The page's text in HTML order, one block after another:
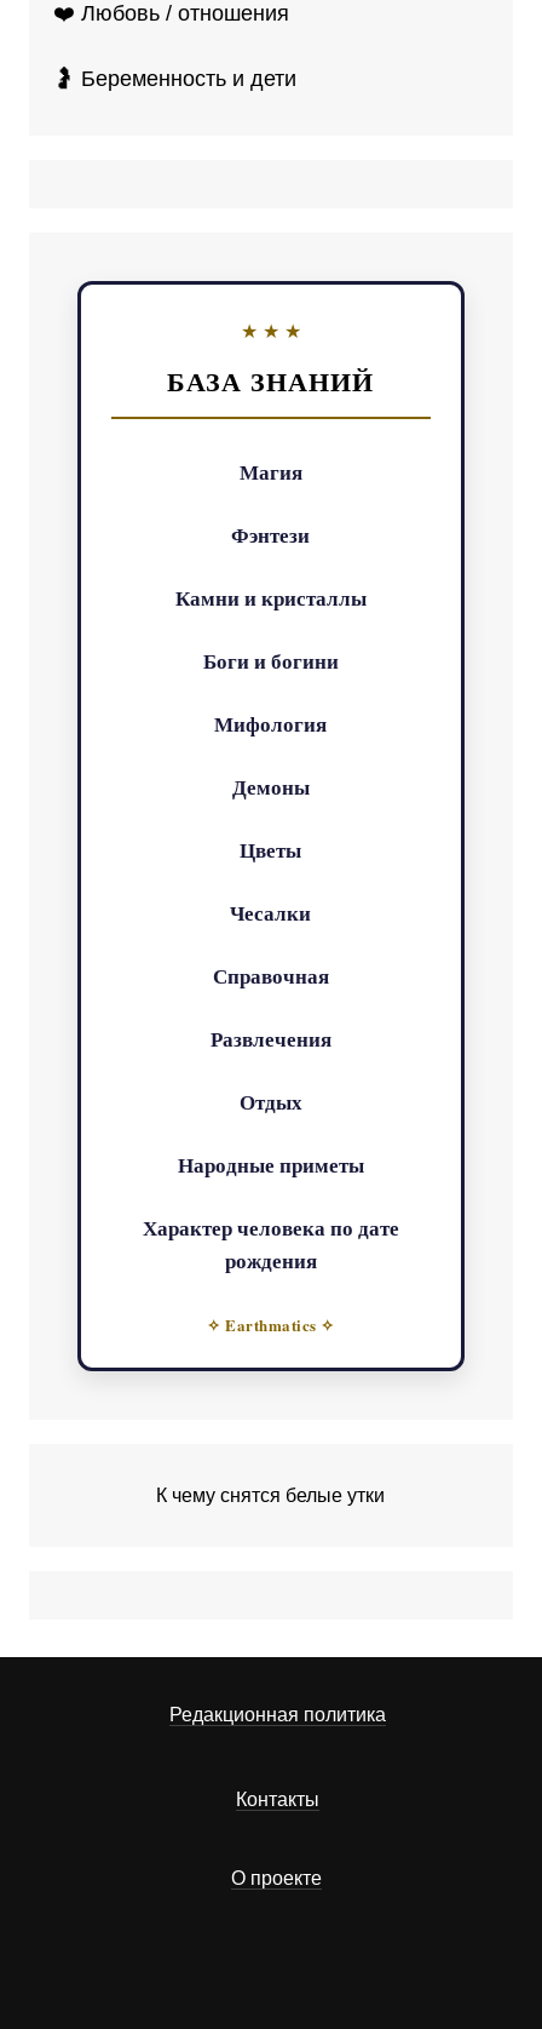
❤️ Любовь / отношения
🤰 Беременность и дети
БАЗА ЗНАНИЙ
Магия
Фэнтези
Камни и кристаллы
Боги и богини
Мифология
Демоны
Цветы
Чесалки
Справочная
Развлечения
Отдых
Народные приметы
Характер человека по дате
рождения
✧ Earthmatics ✧
К чему снятся белые утки
Редакционная политика
Контакты
О проекте